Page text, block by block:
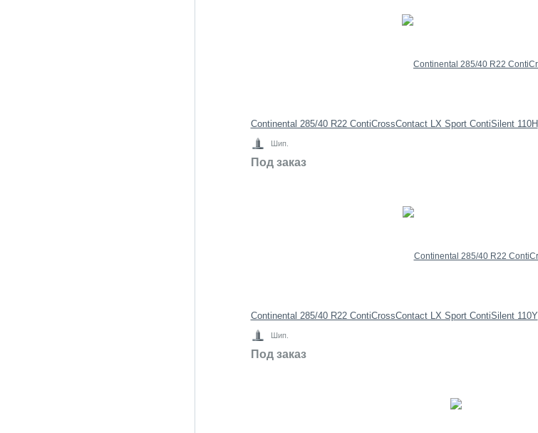
Continental 285/40 R22 ContiCrossContact LX Sport ContiSilent 110H
Шип.
Под заказ
Continental 285/40 R22 ContiCrossContact LX Sport ContiSilent 110Y
Шип.
Под заказ